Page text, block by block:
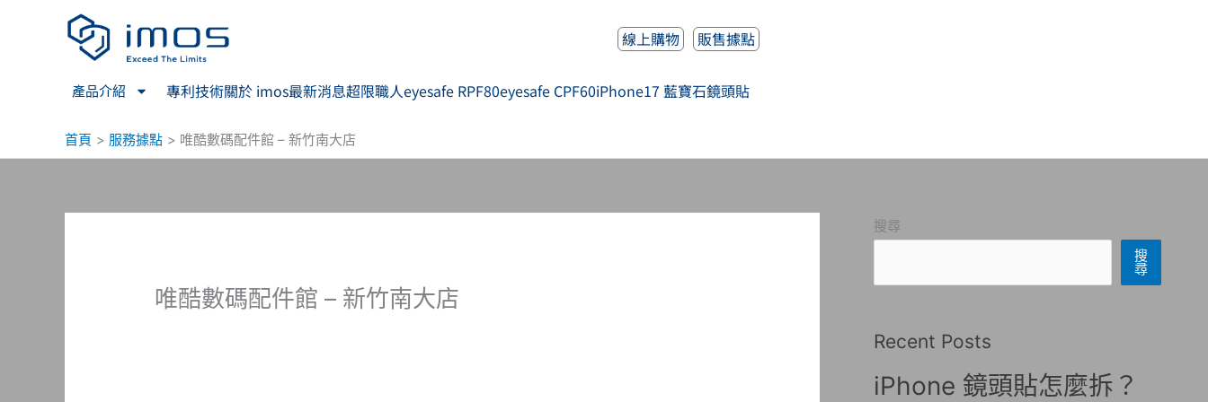
線上購物 販售據點
產品介紹 專利技術關於 imos最新消息超限職人eyesafe RPF80eyesafe CPF60iPhone17 藍寶石鏡頭貼
首頁 服務據點 唯酷數碼配件館 – 新竹南大店
唯酷數碼配件館 – 新竹南大店
搜尋
搜
尋
Recent Posts
iPhone 鏡頭貼怎麼拆？